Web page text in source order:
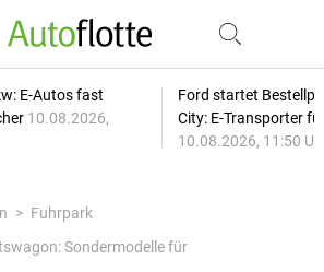
E-Autos fast
10.08.2026,
Ford startet
City: E-Transporter
10.08.2026, 11:50
Fuhrpark
Sondermodelle für